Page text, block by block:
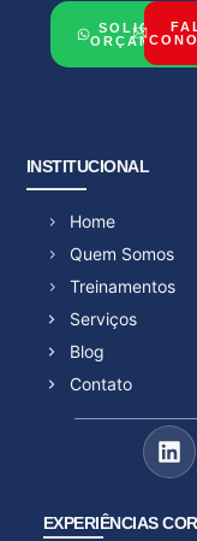
SOLICITAR
INSTITUCIONAL
Home
Quem Somos
Treinamentos
Serviços
Blog
Contato
EXPERIÊNCIAS